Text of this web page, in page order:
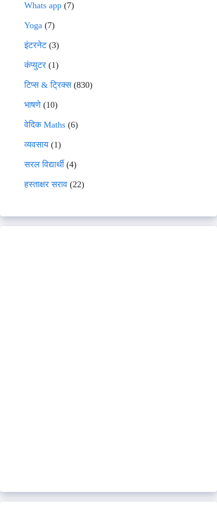
Whats app (7)
Yoga (7)
इंटरनेट(3)
कंप्युटर (1)
टिप्स & ट्रिक्स(830)
भाषणे(10)
वेदिक Maths (6)
व्यवसाय(1)
सरल विद्यार्थी(4)
हस्ताक्षर सराव (22)